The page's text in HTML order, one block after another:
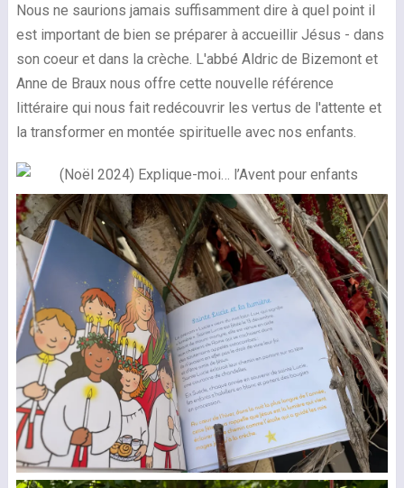
Nous ne saurions jamais suffisamment dire à quel point il
est important de bien se préparer à accueillir Jésus - dans
son coeur et dans la crèche. L'abbé Aldric de Bizemont et
Anne de Braux nous offre cette nouvelle référence
littéraire qui nous fait redécouvrir les vertus de l'attente et
la transformer en montée spirituelle avec nos enfants.